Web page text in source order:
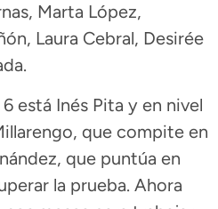
Marta López,
Laura Cebral, Desirée
está Inés Pita y en nivel
que compite en
que puntúa en
la prueba. Ahora